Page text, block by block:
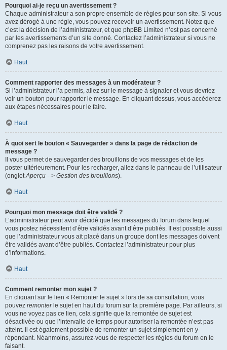
Pourquoi ai-je reçu un avertissement ?
Chaque administrateur a son propre ensemble de règles pour son site. Si vous
avez dérogé à une règle, vous pouvez recevoir un avertissement. Notez que
c’est la décision de l’administrateur, et que phpBB Limited n’est pas concerné
par les avertissements d’un site donné. Contactez l’administrateur si vous ne
comprenez pas les raisons de votre avertissement.
Haut
Comment rapporter des messages à un modérateur ?
Si l’administrateur l’a permis, allez sur le message à signaler et vous devriez
voir un bouton pour rapporter le message. En cliquant dessus, vous accéderez
aux étapes nécessaires pour le faire.
Haut
À quoi sert le bouton « Sauvegarder » dans la page de rédaction de
message ?
Il vous permet de sauvegarder des brouillons de vos messages et de les
poster ultérieurement. Pour les recharger, allez dans le panneau de l’utilisateur
(ongletAperçu --> Gestion des brouillons).
Haut
Pourquoi mon message doit être validé ?
L’administrateur peut avoir décidé que les messages du forum dans lequel
vous postez nécessitent d’être validés avant d’être publiés. Il est possible aussi
que l’administrateur vous ait placé dans un groupe dont les messages doivent
être validés avant d’être publiés. Contactez l’administrateur pour plus
d’informations.
Haut
Comment remonter mon sujet ?
En cliquant sur le lien « Remonter le sujet » lors de sa consultation, vous
pouvez remonterle sujet en haut du forum sur la première page. Par ailleurs, si
vous ne voyez pas ce lien, cela signifie que la remontée de sujet est
désactivée ou que l’intervalle de temps pour autoriser la remontée n’est pas
atteint. Il est également possible de remonter un sujet simplement en y
répondant. Néanmoins, assurez-vous de respecter les règles du forum en le
faisant.